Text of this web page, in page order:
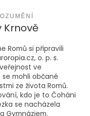
Krnově
Romů si připravili
o. p. s.
ve
mohli občané
ze života Romů.
kdo je to Čoháni
se nacházela
Gymnáziem.